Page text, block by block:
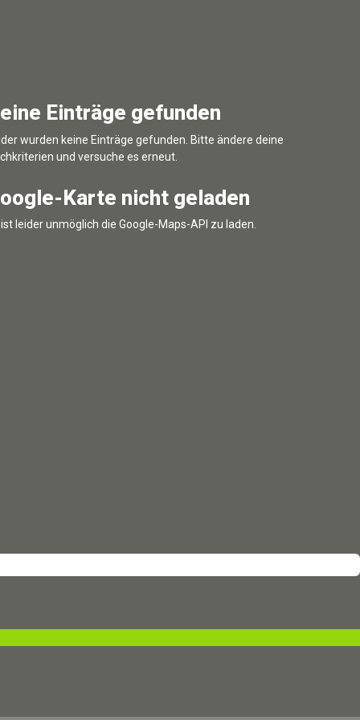
Einträge gefunden
wurden keine Einträge gefunden. Bitte ändere deine
und versuche es erneut.
Karte nicht geladen
ist leider unmöglich die Google-Maps-API zu laden.